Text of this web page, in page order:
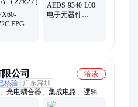
FPGA
AEDS-9340-L00
电子元器件
公司
洽谈
核验
广东深圳
光电耦合器、集成电路、逻辑
放大器、双向可控硅、存储器、